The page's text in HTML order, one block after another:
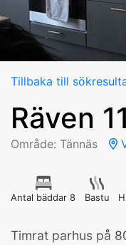
Tillbaka till
Räven
Område: Tännäs
Antal bäddar 8 Bastu
Timrat parhus på